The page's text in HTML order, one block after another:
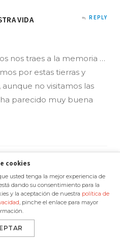
VIDA REPLY
nos traes a la memoria …
por estas tierras y
no visitamos las
parecido muy buena
REPLY
Vida,
cookies
usted tenga la mejor experiencia de
dando su consentimiento para la
y la aceptación de nuestra política de
, pinche el enlace para mayor